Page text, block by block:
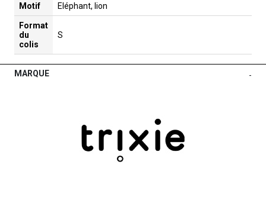
Motif Eléphant, lion
Format
du
colis
S
MARQUE -